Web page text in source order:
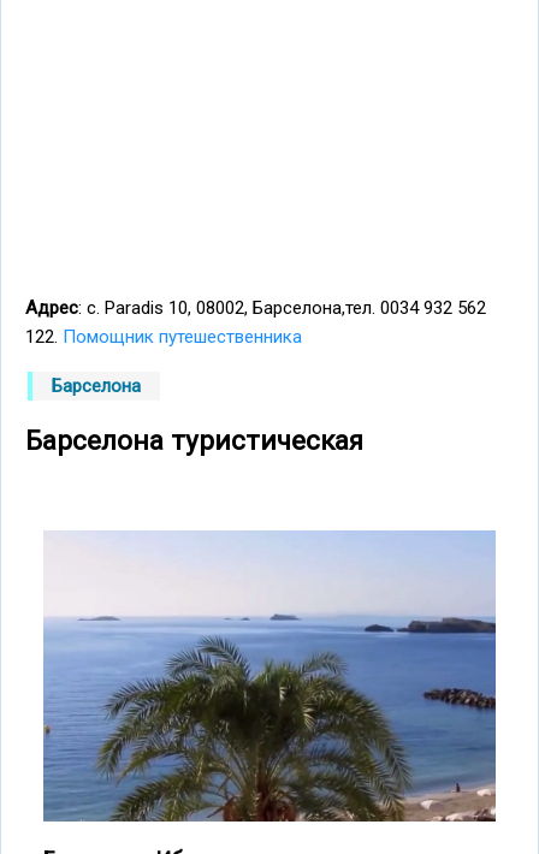
Адрес: с. Paradis 10, 08002, Барселона,тел. 0034 932 562
122. Помощник путешественника
Барселона
Барселона туристическая